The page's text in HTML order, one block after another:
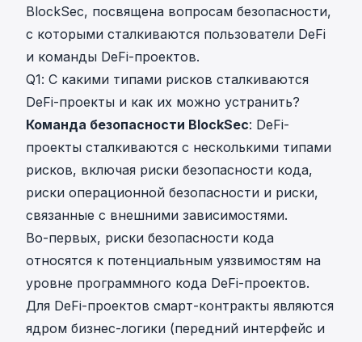
BlockSec, посвящена вопросам безопасности,
с которыми сталкиваются пользователи DeFi
и команды DeFi-проектов.
Q1: С какими типами рисков сталкиваются
DeFi-проекты и как их можно устранить?
Команда безопасности BlockSec: DeFi-
проекты сталкиваются с несколькими типами
рисков, включая риски безопасности кода,
риски операционной безопасности и риски,
связанные с внешними зависимостями.
Во-первых, риски безопасности кода
относятся к потенциальным уязвимостям на
уровне программного кода DeFi-проектов.
Для DeFi-проектов смарт-контракты являются
ядром бизнес-логики (передний интерфейс и